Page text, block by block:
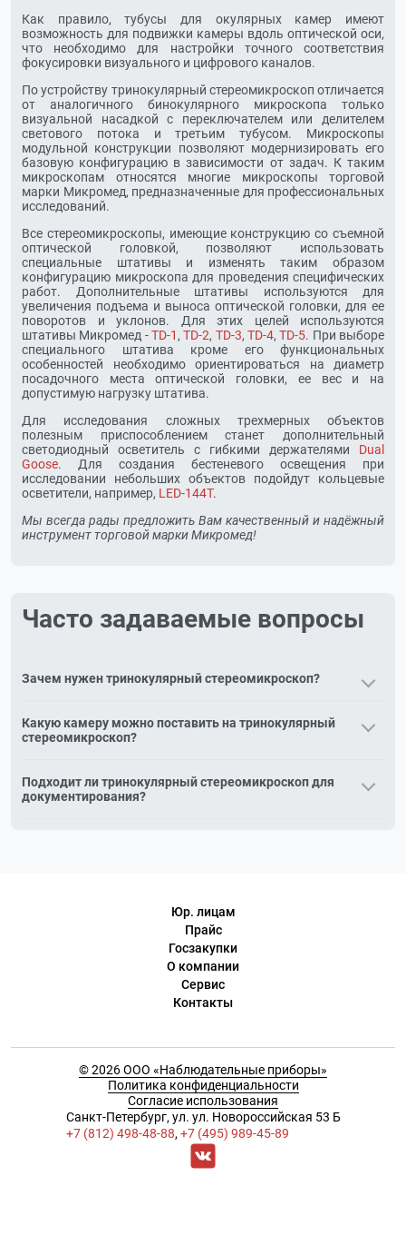
Как правило, тубусы для окулярных камер имеют
возможность для подвижки камеры вдоль оптической оси,
что необходимо для настройки точного соответствия
фокусировки визуального и цифрового каналов.
По устройству тринокулярный стереомикроскоп отличается
от аналогичного бинокулярного микроскопа только
визуальной насадкой с переключателем или делителем
светового потока и третьим тубусом. Микроскопы
модульной конструкции позволяют модернизировать его
базовую конфигурацию в зависимости от задач. К таким
микроскопам относятся многие микроскопы торговой
марки Микромед, предназначенные для профессиональных
исследований.
Все стереомикроскопы, имеющие конструкцию со съемной
оптической головкой, позволяют использовать
специальные штативы и изменять таким образом
конфигурацию микроскопа для проведения специфических
работ. Дополнительные штативы используются для
увеличения подъема и выноса оптической головки, для ее
поворотов и уклонов. Для этих целей используются
штативы Микромед -TD-1 ,TD-2, TD-3,TD-4,TD-5. При выборе
специального штатива кроме его функциональных
особенностей необходимо ориентироваться на диаметр
посадочного места оптической головки, ее вес и на
допустимую нагрузку штатива.
Для исследования сложных трехмерных объектов
полезным приспособлением станет дополнительный
светодиодный осветитель с гибкими держателями Dual
Goose. Для создания бестеневого освещения при
исследовании небольших объектов подойдут кольцевые
осветители, например, LED-144T.
Мы всегда рады предложить Вам качественный и надёжный
инструмент торговой марки Микромед!
Часто задаваемые вопросы
Зачем нужен тринокулярный стереомикроскоп?
для камеры — можно вести объёмное наблюдение в
окуляры и одновременно выводить изображение на
Какую камеру можно поставить на тринокулярный
стереомикроскоп?
модель под задачи: от учебной USB-камеры до камеры с
измерительным ПО.
Подходит ли тринокулярный стереомикроскоп для
документирования?
Юр. лицам
Прайс
Госзакупки
О компании
Сервис
Контакты
© 2026 ООО «Наблюдательные приборы»
Политика конфиденциальности
Согласие использования
Cанкт-Петербург, ул. ул. Новороссийская 53 Б
+7 (812) 498-48-88, +7 (495) 989-45-89